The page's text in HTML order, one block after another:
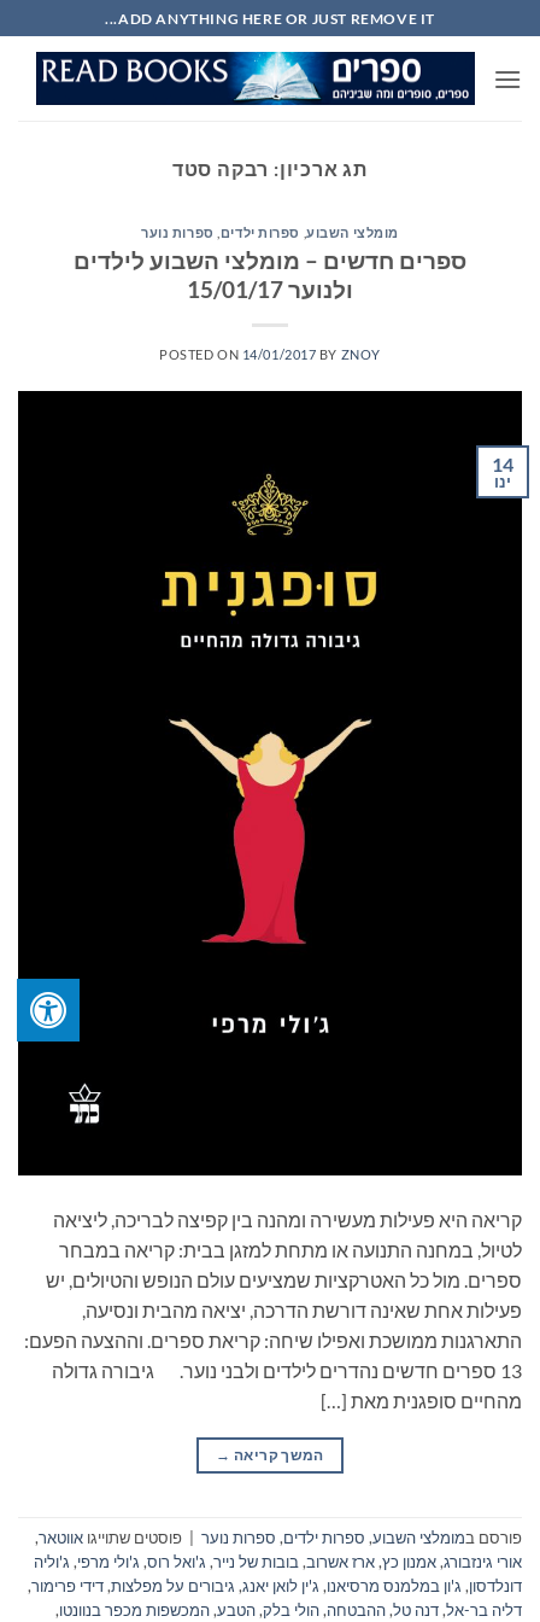
to
content
ADD ANYTHING HERE OR JUST REMOVE IT...
תג ארכיון: רבקה סטד
מומלצי השבוע, ספרות ילדים ספרות נוער
ספרים חדשים – מומלצי השבוע לילדים
ולנוער 15/01/17
POSTED ON 14/01/2017 BY ZNOY
14
ינו
קריאה היא פעילות מעשירה ומהנה בין קפיצה לבריכה, ליציאה
לטיול, במחנה התנועה או מתחת למזגן בבית: קריאה במבחר
ספרים. מול כל האטרקציות שמציעים עולם הנופש והטיולים, יש
פעילות אחת שאינה דורשת הדרכה, יציאה מהבית ונסיעה,
התארגנות ממושכת ואפילו שיחה: קריאת ספרים. וההצעה הפעם:
13 ספרים חדשים נהדרים לילדים ולבני נוער. גיבורה גדולה
מהחיים סופגנית מאת […]
המשך קריאה →
פורסם במומלצי השבוע, ספרות ילדים, ספרות נוער פוסטים שתוייגו אווטאר,
אורי גינזבורג,אמנון כץ,ארז אשרוב,בובות של נייר, ג'ואל רוס, ג'ולי מרפי, ג'וליה
דונלדסון, ג'ון במלמנס מרסיאנו, ג'ין לואן יאנג, גיבורים על מפלצות,דידי פרימור,
דליה בר-אל,דנה טל,ההבטחה,הולי בלק,הטבע,המכשפות מכפר בנוונטו,